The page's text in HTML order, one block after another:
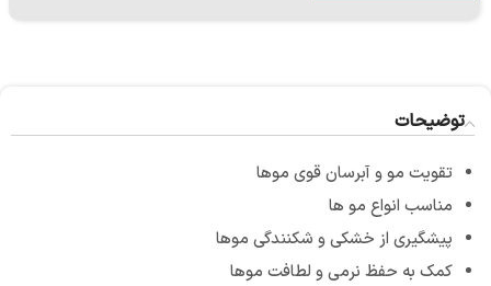
توضیحات
تقویت مو و آبرسان قوی موها
مناسب انواع مو ها
پیشگیری از خشکی و شکنندگی موها
کمک به حفظ نرمی و لطافت موها